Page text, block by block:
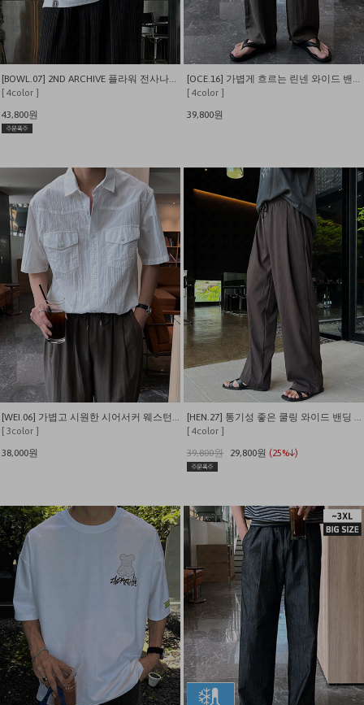
[BOWL.07] 2ND ARCHIVE 플라워 전사나염 오버핏 반팔티
[ 4color ]
43,800원
[OCE.16] 가볍게 흐르는 린넨 와이드 밴딩 팬츠
[ 4color ]
39,800원
[WEI.06] 가볍고 시원한 시어서커 웨스턴 반팔 셔츠
[ 3color ]
38,000원
[HEN.27] 통기성 좋은 쿨링 와이드 밴딩 슬랙스
[ 4color ]
39,800원
29,800원 (25%↓)